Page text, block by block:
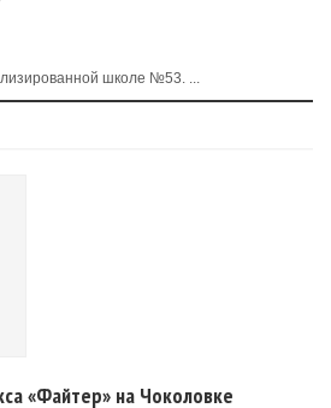
школе №53. ...
«Файтер» на Чоколовке